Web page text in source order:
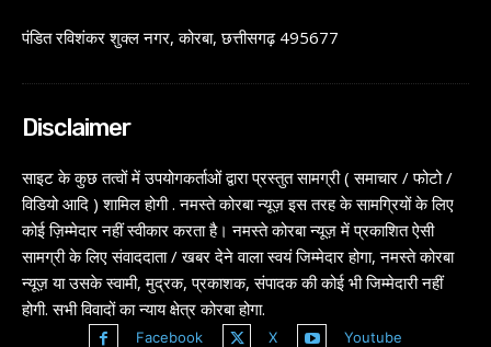
पंडित रविशंकर शुक्ल नगर, कोरबा, छत्तीसगढ़ 495677
Disclaimer
साइट के कुछ तत्वों में उपयोगकर्ताओं द्वारा प्रस्तुत सामग्री ( समाचार / फोटो /
विडियो आदि ) शामिल होगी . नमस्ते कोरबा न्यूज़ इस तरह के सामग्रियों के लिए
कोई ज़िम्मेदार नहीं स्वीकार करता है। नमस्ते कोरबा न्यूज़ में प्रकाशित ऐसी
सामग्री के लिए संवाददाता / खबर देने वाला स्वयं जिम्मेदार होगा, नमस्ते कोरबा
न्यूज़ या उसके स्वामी, मुद्रक, प्रकाशक, संपादक की कोई भी जिम्मेदारी नहीं
होगी. सभी विवादों का न्याय क्षेत्र कोरबा होगा.
Facebook X Youtube